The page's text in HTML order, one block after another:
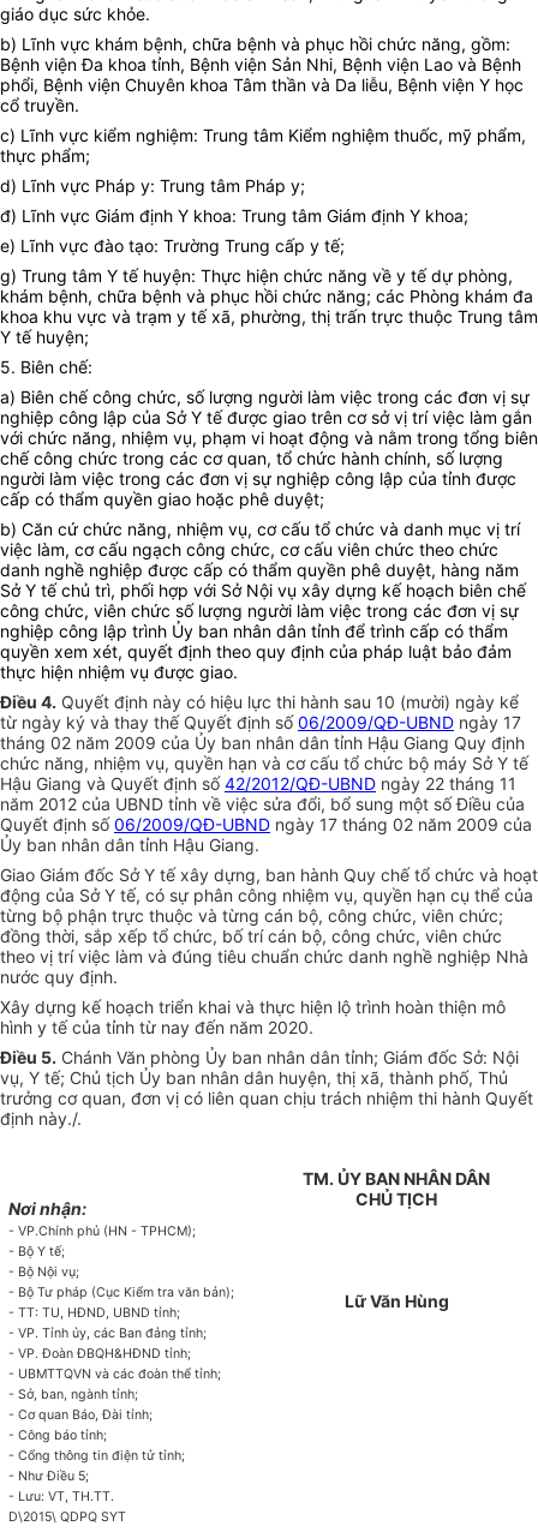
giáo dục sức khỏe.
b) Lĩnh vực khám bệnh, chữa bệnh và phục hồi chức năng, gồm:
Bệnh viện Đa khoa tỉnh, Bệnh viện Sản Nhi, Bệnh viện Lao và Bệnh
phổi, Bệnh viện Chuyên khoa Tâm thần và Da liễu, Bệnh viện Y học
cổ truyền.
c) Lĩnh vực kiểm nghiệm: Trung tâm Kiểm nghiệm thuốc, mỹ phẩm,
thực phẩm;
d) Lĩnh vực Pháp y: Trung tâm Pháp y;
đ) Lĩnh vực Giám định Y khoa: Trung tâm Giám định Y khoa;
e) Lĩnh vực đào tạo: Trường Trung cấp y tế;
g) Trung tâm Y tế huyện: Thực hiện chức năng về y tế dự phòng,
khám bệnh, chữa bệnh và phục hồi chức năng; các Phòng khám đa
khoa khu vực và trạm y tế xã, phường, thị trấn trực thuộc Trung tâm
Y tế huyện;
5. Biên chế:
a) Biên chế công chức, số lượng người làm việc trong các đơn vị sự
nghiệp công lập của Sở Y tế được giao trên cơ sở vị trí việc làm gắn
với chức năng, nhiệm vụ, phạm vi hoạt động và nằm trong tổng biên
chếcông chức trong các cơ quan, tổ chức hành chính, số lượng
người làm việc trong các đơn vị sự nghiệp công lập của tỉnh được
cấp có thẩm quyền giao hoặc phê duyệt;
b) Căn cứ chức năng, nhiệm vụ, cơ cấu tổ chức và danh mục vị trí
việc làm, cơ cấu ngạch công chức, cơ cấu viên chức theo chức
danh nghề nghiệp được cấp có thẩm quyền phê duyệt, hàng năm
Sở Y tế chủ trì, phối hợp với Sở Nội vụ xây dựng kế hoạch biên chế
công chức, viên chức số lượng người làm việc trong các đơn vị sự
nghiệp công lập trình Ủy ban nhân dân tỉnh để trình cấp có thẩm
quyền xem xét, quyết định theo quy định của pháp luật bảo đảm
thực hiện nhiệm vụ được giao.
Điều 4. Quyết định này có hiệu lực thi hành sau 10 (mười) ngày kể
từ ngày ký và thay thế Quyết định số06/2009/QĐ-UBND ngày 17
tháng 02 năm 2009 của Ủy ban nhân dân tỉnh Hậu Giang Quy định
chức năng, nhiệm vụ, quyền hạn và cơ cấu tổ chức bộ máy Sở Y tế
Hậu Giang và Quyết định số42/2012/QĐ-UBND ngày 22 tháng 11
năm 2012 của UBND tỉnh về việc sửa đổi, bổ sung một số Điều của
Quyết định số06/2009/QĐ-UBND ngày 17 tháng 02 năm 2009 của
Ủy ban nhân dân tỉnh Hậu Giang.
Giao Giám đốc Sở Y tế xây dựng, ban hành Quy chế tổ chức và hoạt
động của Sở Y tế, có sự phân công nhiệm vụ, quyền hạn cụ thể của
từng bộ phận trực thuộc và từng cán bộ, công chức, viên chức;
đồng thời, sắp xếp tổ chức, bố trí cán bộ, công chức, viên chức
theo vị trí việc làm và đúng tiêu chuẩn chức danh nghề nghiệp Nhà
nước quy định.
Xây dựng kế hoạch triển khai và thực hiện lộ trình hoàn thiện mô
hình y tế của tỉnh từ nay đến năm 2020.
Điều 5. Chánh Văn phòng Ủy ban nhân dân tỉnh; Giám đốc Sở: Nội
vụ, Y tế; Chủ tịch Ủy ban nhân dân huyện, thị xã, thành phố, Thủ
trưởng cơ quan, đơn vị có liên quan chịu trách nhiệm thi hành Quyết
định này./.
Nơi nhận:
- VP.Chính phủ (HN - TPHCM);
- Bộ Y tế;
- Bộ Nội vụ;
- Bộ Tư pháp (Cục Kiểm tra văn bản);
- TT: TU, HĐND, UBND tỉnh;
- VP. Tỉnh ủy, các Ban đảng tỉnh;
- VP. Đoàn ĐBQH&HĐND tỉnh;
- UBMTTQVN và các đoàn thể tỉnh;
- Sở, ban, ngành tỉnh;
- Cơ quan Báo, Đài tỉnh;
- Công báo tỉnh;
- Cổng thông tin điện tử tỉnh;
- Như Điều 5;
- Lưu: VT, TH.TT.
D\2015\ QDPQ SYT
TM. ỦY BAN NHÂN DÂN
CHỦ TỊCH
Lữ Văn Hùng